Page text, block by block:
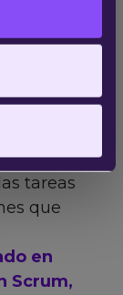
ellos
sobre
tareas
que
en
Scrum,